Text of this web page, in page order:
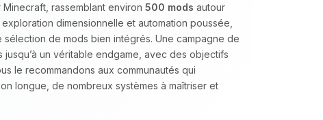
rassemblant environ 500 mods autour
dimensionnelle et automation poussée,
de mods bien intégrés. Une campagne de
un véritable endgame, avec des objectifs
le recommandons aux communautés qui
longue, de nombreux systèmes à maîtriser et